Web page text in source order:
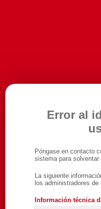
Error al
Póngase en contacto
sistema para solventar
La siguiente
los administradores
Información técnica